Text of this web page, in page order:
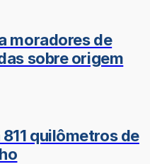
moradores de
sobre origem
quilômetros de